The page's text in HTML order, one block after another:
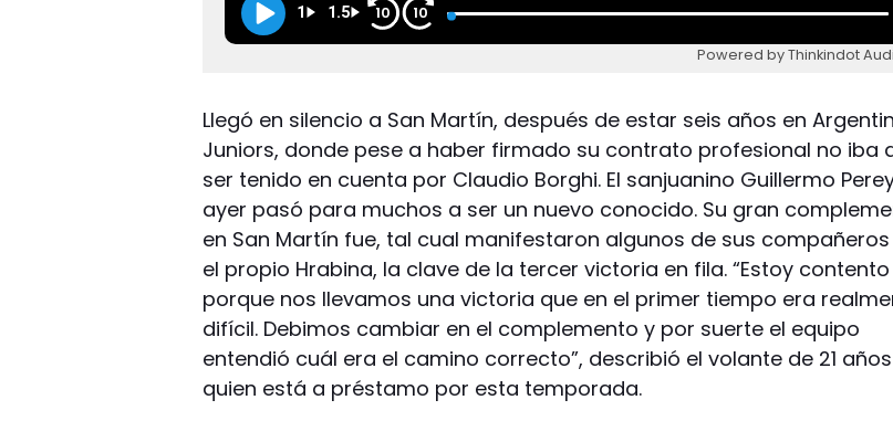
1 1.5 10 10
Powered by Thinkindot
Llegó en silencio a San Martín, después de estar seis años en
Juniors, donde pese a haber firmado su contrato profesional no iba
ser tenido en cuenta por Claudio Borghi. El sanjuanino Guillermo
ayer pasó para muchos a ser un nuevo conocido. Su gran
en San Martín fue, tal cual manifestaron algunos de sus
el propio Hrabina, la clave de la tercer victoria en fila. “Estoy contento
porque nos llevamos una victoria que en el primer tiempo era
difícil. Debimos cambiar en el complemento y por suerte el equipo
entendió cuál era el camino correcto”, describió el volante de 21 años
quien está a préstamo por esta temporada.